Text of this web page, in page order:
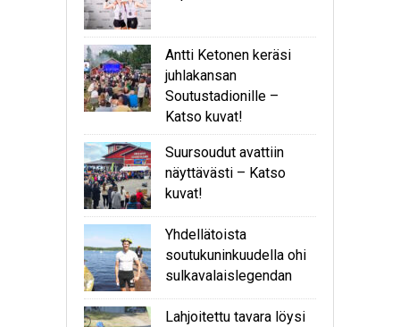
Antti Ketonen keräsi
juhlakansan
Soutustadionille –
Katso kuvat!
Suursoudut avattiin
näyttävästi – Katso
kuvat!
Yhdellätoista
soutukuninkuudella ohi
sulkavalaislegendan
Lahjoitettu tavara löysi